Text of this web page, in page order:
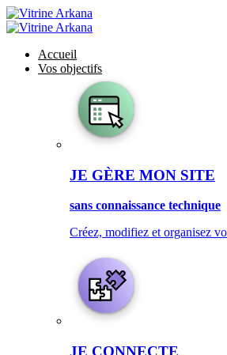
Accueil
Vos objectifs
JE GÈRE MON SITE
sans connaissance technique
Créez, modifiez et organisez
JE CONNECTE